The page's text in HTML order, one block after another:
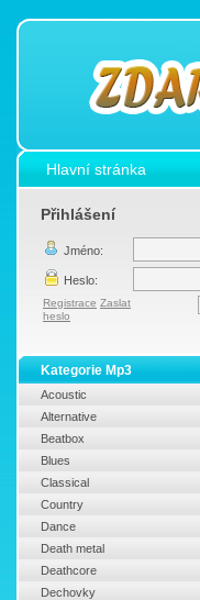
Hlavní stránka
Přihlášení
Jméno:
Heslo:
Registrace Zaslat
heslo
Kategorie Mp3
Acoustic
Alternative
Beatbox
Blues
Classical
Country
Dance
Death metal
Deathcore
Dechovky